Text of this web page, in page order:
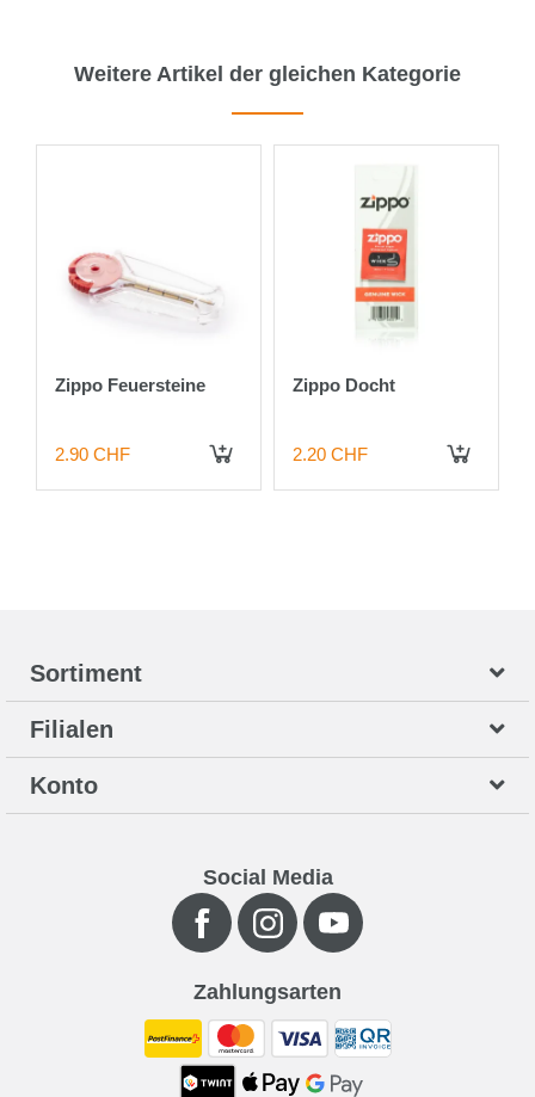
Weitere Artikel der gleichen Kategorie
Zippo Feuersteine
2.90 CHF
Zippo Docht
2.20 CHF
Sortiment
Filialen
Konto
Social Media
Zahlungsarten